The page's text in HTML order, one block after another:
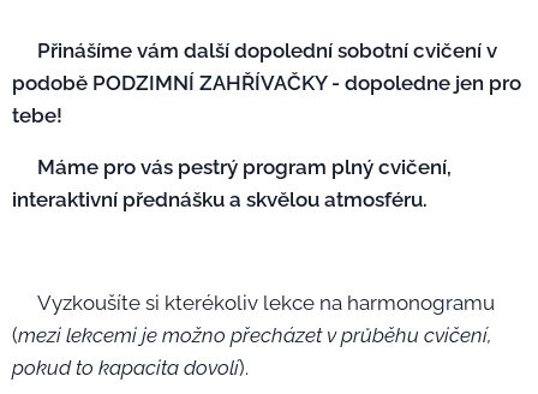
Přinášíme vám další dopolední sobotní cvičení v
podobě PODZIMNÍ ZAHŘÍVAČKY - dopoledne jen pro
tebe!
Máme pro vás pestrý program plný cvičení,
interaktivní přednášku a skvělou atmosféru.
🏋🏽‍♀️Vyzkoušíte si kterékoliv lekce na harmonogramu
(mezi lekcemi je možno přecházet v průběhu cvičení,
pokud to kapacita dovolí).